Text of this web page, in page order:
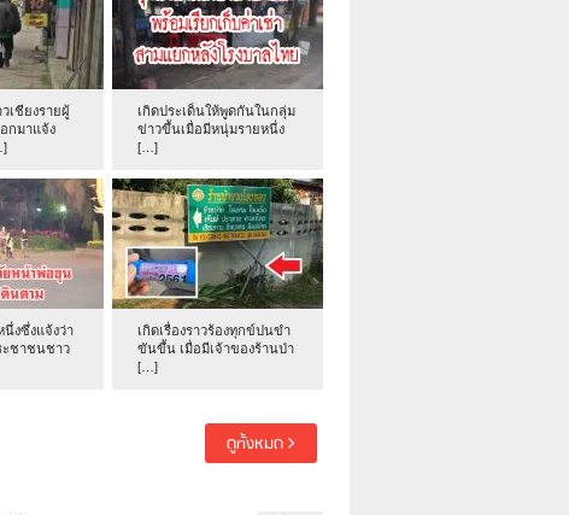
เชียงรายผู้
กมาแจ้ง
เกิดประเด็นให้พูดกันในกลุ่ม
ข่าวขึ้นเมื่อมีหนุ่มรายหนึ่ง
[…]
นึ่งซึ่งแจ้งว่า
ะชาชนชาว
เกิดเรื่องราวร้องทุกข์ปนขำ
ขันขึ้น เมื่อมีเจ้าของร้านป่า
[…]
ดูทั้งหมด